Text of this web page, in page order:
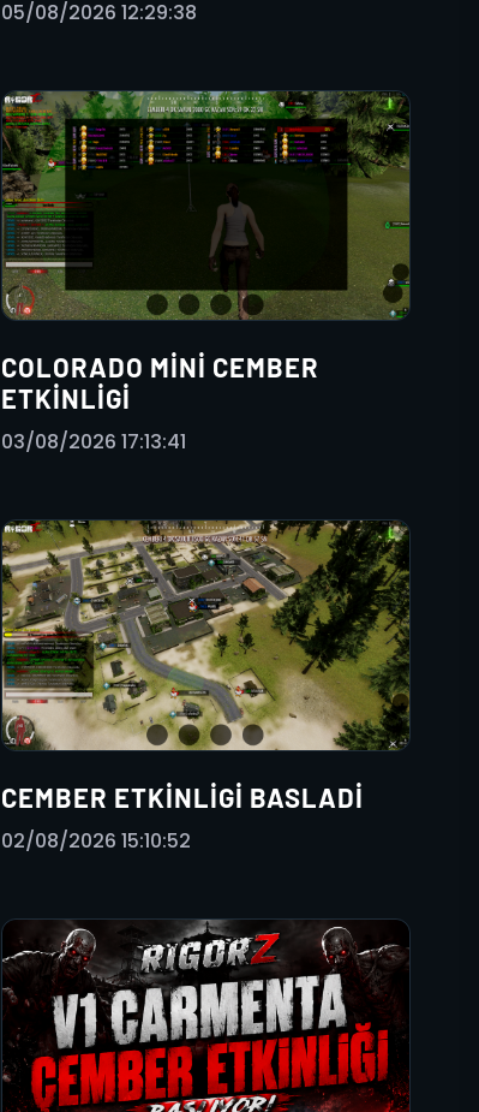
05/08/2026 12:29:38
COLORADO MINI CEMBER
ETKINLIGI
03/08/2026 17:13:41
CEMBER ETKINLIGI BASLADI
02/08/2026 15:10:52